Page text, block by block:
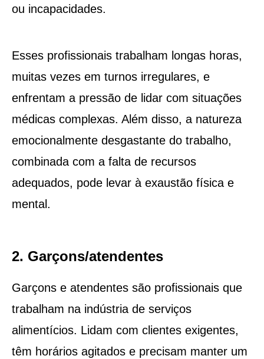
ou incapacidades.
Esses profissionais trabalham longas horas,
muitas vezes em turnos irregulares, e
enfrentam a pressão de lidar com situações
médicas complexas. Além disso, a natureza
emocionalmente desgastante do trabalho,
combinada com a falta de recursos
adequados, pode levar à exaustão física e
mental.
2. Garçons/atendentes
Garçons e atendentes são profissionais que
trabalham na indústria de serviços
alimentícios. Lidam com clientes exigentes,
têm horários agitados e precisam manter um